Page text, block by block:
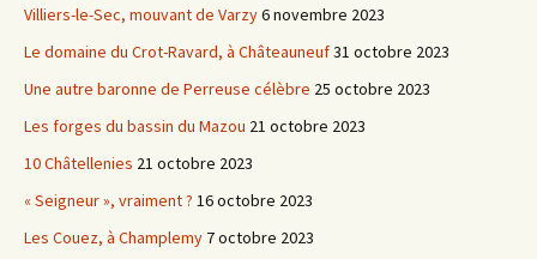
Villiers-le-Sec, mouvant de Varzy6 novembre 2023
Le domaine du Crot-Ravard, à Châteauneuf31 octobre 2023
Une autre baronne de Perreuse célèbre 25 octobre 2023
Les forges du bassin du Mazou 21 octobre 2023
10 Châtellenies 21 octobre 2023
« Seigneur », vraiment ? 16 octobre 2023
Les Couez, à Champlemy 7 octobre 2023